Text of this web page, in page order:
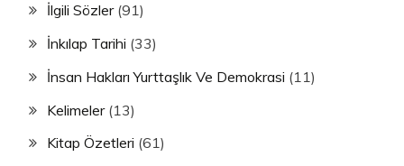
İlgili Sözler(91)
İnkılap Tarihi (33)
İnsan Hakları Yurttaşlık Ve Demokrasi (11)
Kelimeler(13)
Kitap Özetleri (61)